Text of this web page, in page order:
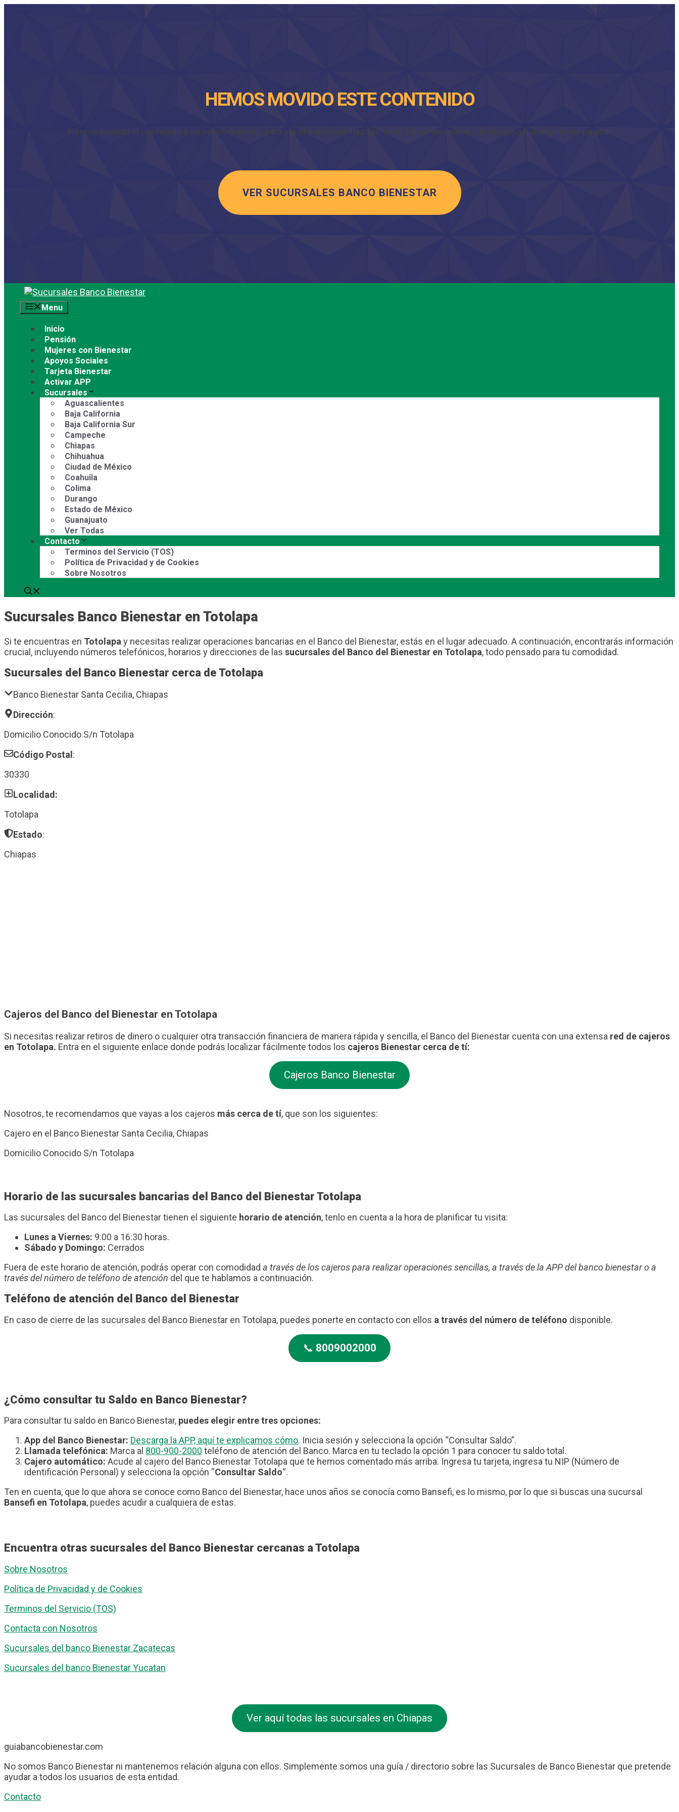
HEMOS MOVIDO ESTE CONTENIDO
Hemos movido el contenido a un nuevo dominio, para ver el contenido haz clic en el siguiente enlace y te llevará a nuestra nueva página.
VER SUCURSALES BANCO BIENESTAR
Saltar
contenidoMenu
Inicio
Pensión
Mujeres con Bienestar
Apoyos Sociales
Tarjeta Bienestar
Activar APP
Sucursales
Aguascalientes
Baja California
Baja California Sur
Campeche
Chiapas
Chihuahua
Ciudad de México
Coahuila
Colima
Durango
Estado de México
Guanajuato
Ver Todas
Contacto
Terminos del Servicio (TOS)
Política de Privacidad y de Cookies
Sobre Nosotros
Sucursales Banco Bienestar en Totolapa
Si te encuentras en Totolapa y necesitas realizar operaciones bancarias en el Banco del Bienestar, estás en el lugar adecuado. A continuación, encontrarás información
crucial, incluyendo números telefónicos, horarios y direcciones de las sucursales del Banco del Bienestar en Totolapa, todo pensado para tu comodidad.
Sucursales del Banco Bienestar cerca de Totolapa
Banco Bienestar Santa Cecilia, Chiapas
Dirección:
Domicilio Conocido S/n Totolapa
Código Postal:
30330
Localidad:
Totolapa
Estado:
Chiapas
Cajeros del Banco del Bienestar en Totolapa
Si necesitas realizar retiros de dinero o cualquier otra transacción financiera de manera rápida y sencilla, el Banco del Bienestar cuenta con una extensa red de cajeros
en Totolapa. Entra en el siguiente enlace donde podrás localizar fácilmente todos los cajeros Bienestar cerca de tí:
Cajeros Banco Bienestar
Nosotros, te recomendamos que vayas a los cajeros más cerca de tí, que son los siguientes:
Cajero en el Banco Bienestar Santa Cecilia, Chiapas
Domicilio Conocido S/n Totolapa
Horario de las sucursales bancarias del Banco del Bienestar Totolapa
Las sucursales del Banco del Bienestar tienen el siguiente horario de atención, tenlo en cuenta a la hora de planificar tu visita:
Lunes a Viernes: 9:00 a 16:30 horas.
Sábado y Domingo: Cerrados
Fuera de este horario de atención, podrás operar con comodidad a través de los cajeros para realizar operaciones sencillas, a través de la APP del banco bienestar o a
través del número de teléfono de atención del que te hablamos a continuación.
Teléfono de atención del Banco del Bienestar
En caso de cierre de las sucursales del Banco Bienestar en Totolapa, puedes ponerte en contacto con ellos a través del número de teléfono disponible.
📞 8009002000
¿Cómo consultar tu Saldo en Banco Bienestar?
Para consultar tu saldo en Banco Bienestar, puedes elegir entre tres opciones:
App del Banco Bienestar: Descarga la APP, aquí te explicamos cómo. Inicia sesión y selecciona la opción “Consultar Saldo”.
Llamada telefónica: Marca al 800-900-2000 teléfono de atención del Banco. Marca en tu teclado la opción 1 para conocer tu saldo total.
Cajero automático: Acude al cajero del Banco Bienestar Totolapa que te hemos comentado más arriba. Ingresa tu tarjeta, ingresa tu NIP (Número de
identificación Personal) y selecciona la opción “Consultar Saldo“.
Ten en cuenta, que lo que ahora se conoce como Banco del Bienestar, hace unos años se conocía como Bansefi, es lo mismo, por lo que si buscas una sucursal
Bansefi en Totolapa, puedes acudir a cualquiera de estas.
Encuentra otras sucursales del Banco Bienestar cercanas a Totolapa
Sobre Nosotros
Política de Privacidad y de Cookies
Terminos del Servicio (TOS)
Contacta con Nosotros
Sucursales del banco Bienestar Zacatecas
Sucursales del banco Bienestar Yucatan
Ver aquí todas las sucursales en Chiapas
guiabancobienestar.com
No somos Banco Bienestar ni mantenemos relación alguna con ellos. Simplemente somos una guía / directorio sobre las Sucursales de Banco Bienestar que pretende
ayudar a todos los usuarios de esta entidad.
Contacto